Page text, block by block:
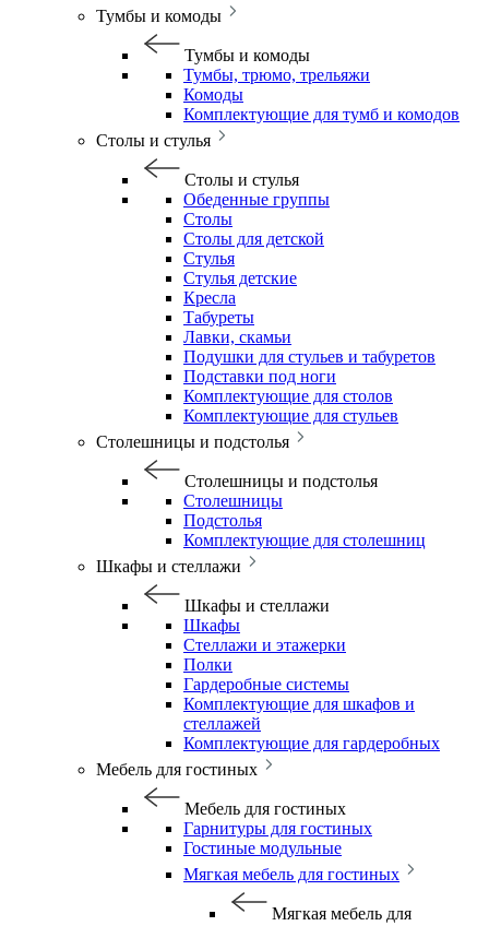
Тумбы и комоды
Тумбы и комоды
Тумбы, трюмо, трельяжи
Комоды
Комплектующие для тумб и комодов
Столы и стулья
Столы и стулья
Обеденные группы
Столы
Столы для детской
Стулья
Стулья детские
Кресла
Табуреты
Лавки, скамьи
Подушки для стульев и табуретов
Подставки под ноги
Комплектующие для столов
Комплектующие для стульев
Столешницы и подстолья
Столешницы и подстолья
Столешницы
Подстолья
Комплектующие для столешниц
Шкафы и стеллажи
Шкафы и стеллажи
Шкафы
Стеллажи и этажерки
Полки
Гардеробные системы
Комплектующие для шкафов и
стеллажей
Комплектующие для гардеробных
Мебель для гостиных
Мебель для гостиных
Гарнитуры для гостиных
Гостиные модульные
Мягкая мебель для гостиных
Мягкая мебель для